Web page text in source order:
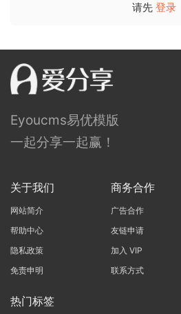
请先 登录
Eyoucms易优模版
一起分享一起赢！
关于我们
网站简介
帮助中心
隐私政策
免责申明
商务合作
广告合作
友链申请
加入 VIP
联系方式
热门标签